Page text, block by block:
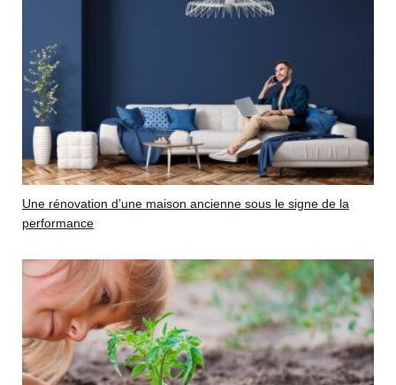
Une rénovation d’une maison ancienne sous le signe de la
performance